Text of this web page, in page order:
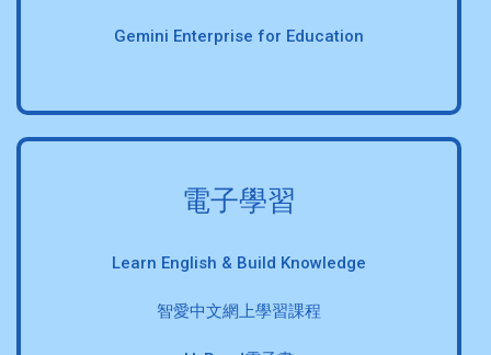
Gemini Enterprise for Education
電子學習
Learn English & Build Knowledge
智愛中文網上學習課程